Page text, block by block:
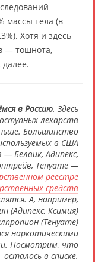
массы тела (в
Хотя и здесь
— тошнота,
далее.
в Россию. Здесь
лекарств
Большинство
в США
Белвик, Адипекс,
Тенуате —
реестре
средств
А, например,
(Адипекс, Ксимия)
(Тенуате)
наркотическими
Посмотрим, что
осталось в списке.